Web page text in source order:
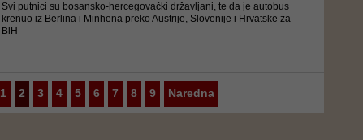
Svi putnici su bosansko-hercegovački državljani, te da je autobus
krenuo iz Berlina i Minhena preko Austrije, Slovenije i Hrvatske za
BiH
1 2 3 4 5 6 7 8 9 Naredna